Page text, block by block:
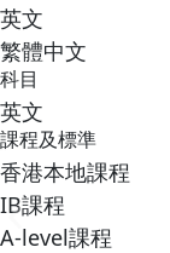
英文
繁體中文
科目
英文
課程及標準
香港本地課程
IB課程
A-level課程